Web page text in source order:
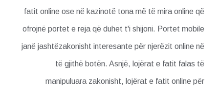
fatit online ose në kazinotë tona më të mira online që
ofrojnë portet e reja që duhet t'i shijoni. Portet mobile
janë jashtëzakonisht interesante për njerëzit online në
të gjithë botën. Asnjë, lojërat e fatit falas të
manipuluara zakonisht, lojërat e fatit online për